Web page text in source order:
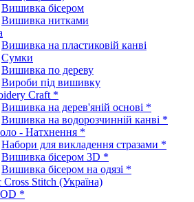
Вишивка бісером
Вишивка нитками
Вишивка на пластиковій канві
Сумки
Вишивка по дереву
Вироби під вишивку
Craft *
Вишивка на дерев'яній основі *
Вишивка на водорозчинній канві *
- Натхнення *
Набори для викладення стразами *
Вишивка бісером 3D *
Вишивка бісером на одязі *
Cross Stitch (Україна)
*